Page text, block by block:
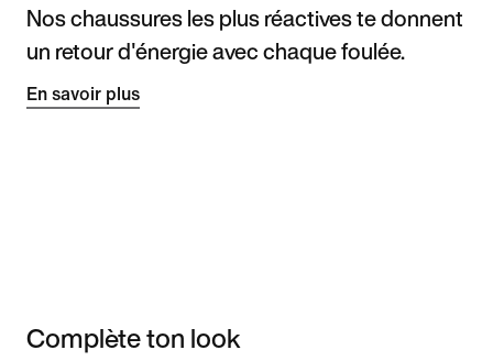
Nos chaussures les plus réactives te donnent
un retour d'énergie avec chaque foulée.
En savoir plus
Complète ton look